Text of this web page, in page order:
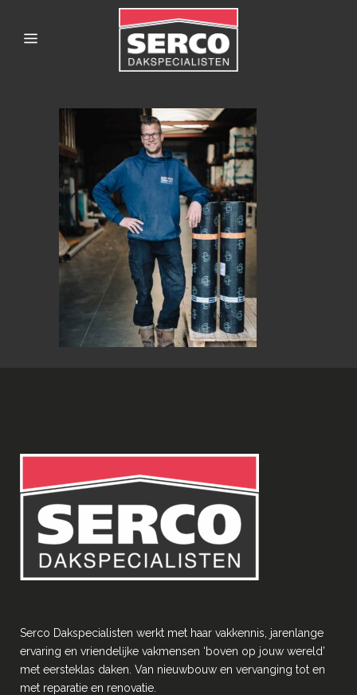
Serco Dakspecialisten werkt met haar vakkennis, jarenlange
ervaring en vriendelĳke vakmensen ‘boven op jouw wereld’
met eersteklas daken. Van nieuwbouw en vervanging tot en
met reparatie en renovatie.